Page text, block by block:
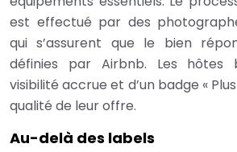
est effectué par des
qui s’assurent que le bien
définies par Airbnb. Les hôtes
visibilité accrue et d’un badge «
qualité de leur offre.
Au-delà des labels